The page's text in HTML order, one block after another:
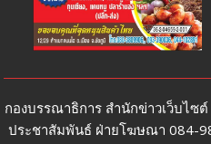
กองบรรณาธิการ สำนักข่าวเว็บไซต์
ประชาสัมพันธ์ ฝ่ายโฆษณา 084-